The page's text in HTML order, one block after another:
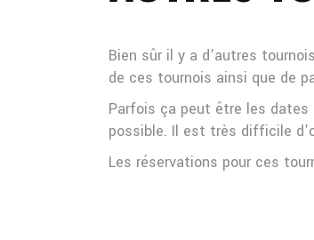
Bien sûr il y a d’autres
de ces tournois ainsi que de
Parfois ça peut être les dates
possible. Il est très difficile
Les réservations pour ces